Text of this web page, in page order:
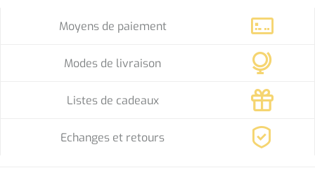
Moyens de paiement
Modes de livraison
Listes de cadeaux
Echanges et retours